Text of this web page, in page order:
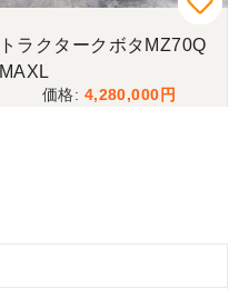
トラクタークボタMZ70Q
MAXL
4,280,000